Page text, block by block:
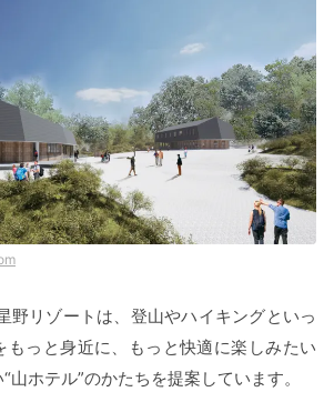
野リゾートは、登山やハイキングといっ
もっと身近に、もっと快適に楽しみたい
山ホテル”のかたちを提案しています。